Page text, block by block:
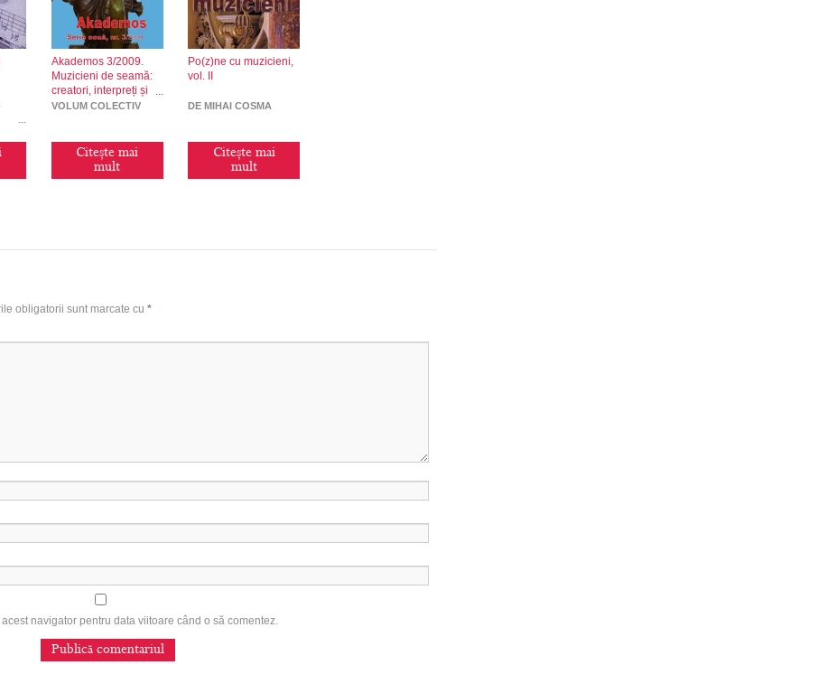
Akademos 3/2009.
Muzicieni de seamă:
creatori, interpreți și
pedagogi
VOLUM COLECTIV
Citește mai
mult
Po(z)ne cu muzicieni,
vol. II
DE MIHAI COSMA
Citește mai
mult
obligatorii sunt marcate cu *
navigator pentru data viitoare când o să comentez.